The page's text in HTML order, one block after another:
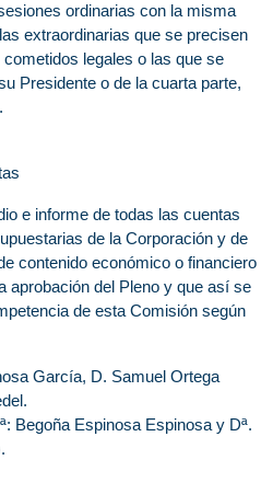
ordinarias con la misma
extraordinarias que se precisen
legales o las que se
Presidente o de la cuarta parte,
e informe de todas las cuentas
de la Corporación y de
contenido económico o financiero
aprobación del Pleno y que así se
de esta Comisión según
García, D. Samuel Ortega
Begoña Espinosa Espinosa y Dª.